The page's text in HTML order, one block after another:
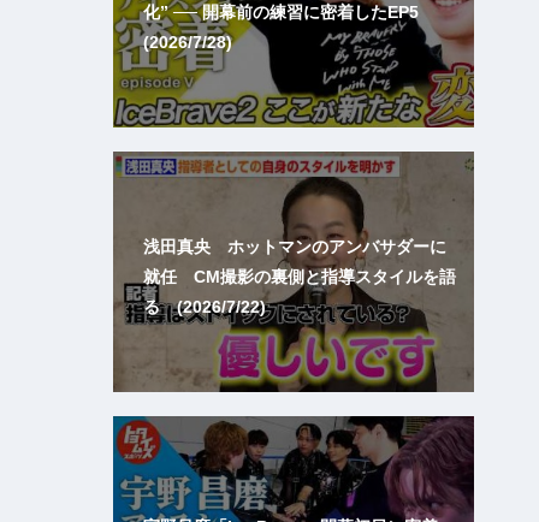
化” ── 開幕前の練習に密着したEP5
(2026/7/28)
浅田真央 ホットマンのアンバサダーに
就任 CM撮影の裏側と指導スタイルを語
る (2026/7/22)